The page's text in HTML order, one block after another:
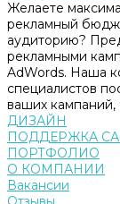
Желаете
рекламный
аудиторию?
рекламными
AdWords. Наша
специалистов
ваших кампаний,
ДИЗАЙН
ПОДДЕРЖКА
ПОРТФОЛИО
О КОМПАНИИ
Вакансии